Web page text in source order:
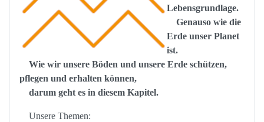
Lebensgrundlage.
Genauso wie die
Erde unser Planet
ist.
Wie wir unsere Böden und unsere Erde schützen,
pflegen und erhalten können,
darum geht es in diesem Kapitel.
Unsere Themen: